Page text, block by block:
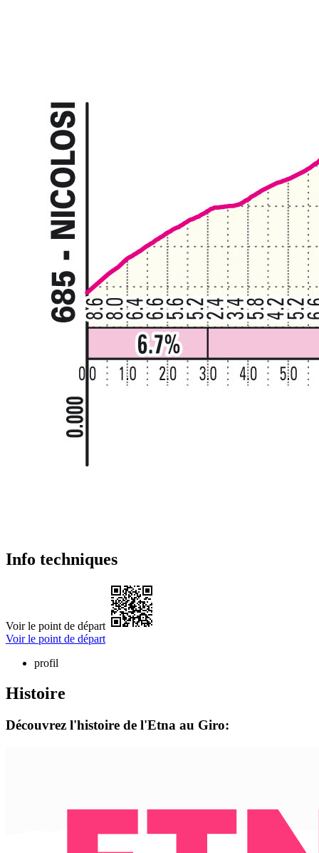
Info techniques
Voir le point de départ
Voir le point de départ
profil
Histoire
Découvrez l'histoire de l'Etna au Giro: